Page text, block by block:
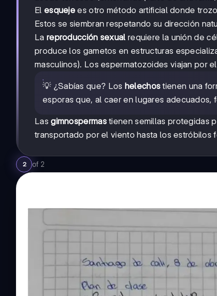
El esqueje es otro método artificial donde
Estos se siembran respetando su dirección
La reproducción sexual requiere la unión de
produce los gametos en estructuras
masculinos). Los espermatozoides viajan por
💡 ¿Sabías que? Los helechos tienen una
esporas que, al caer en lugares
Lasgimnospermastienen semillas protegidas
transportado por el viento hasta los estróbilos
2 of 2